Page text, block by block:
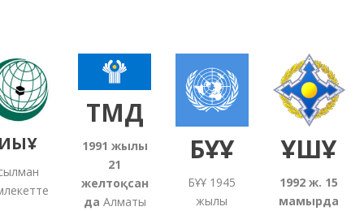
ТМД
1991жылғы
21
желтоқсан
даАлматы
БҰҰ
БҰҰ 1945
жылы
ҰҚШҰ
1992 ж. 15
мамырда